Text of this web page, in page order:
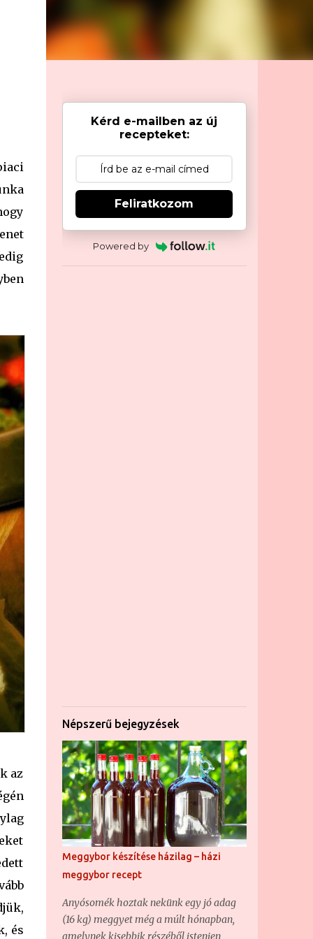
az
és
Kérd e-mailben az új
recepteket:
Feliratkozom
Powered by
Népszerű bejegyzések
Meggybor készítése házilag – házi
meggybor recept
Anyósomék hoztak nekünk egy jó adag
(16 kg) meggyet még a múlt hónapban,
amelynek kisebbik részéből istenien